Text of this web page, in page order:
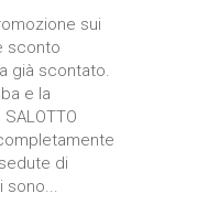
sui
sconto
già scontato.
e la
di
sono